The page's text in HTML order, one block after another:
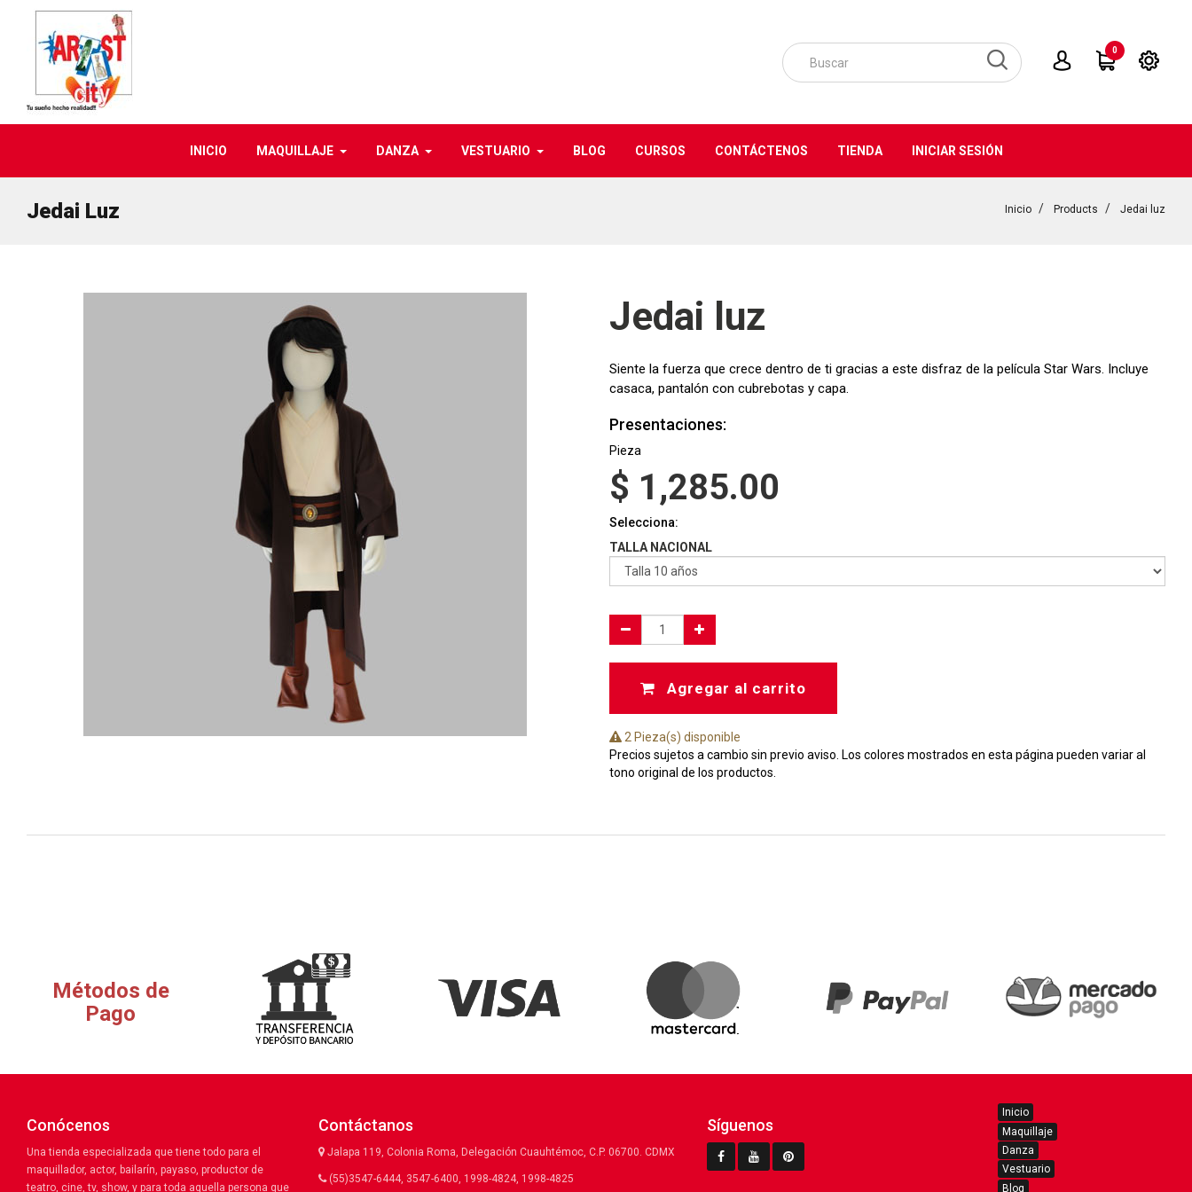
0
INICIO MAQUILLAJE DANZA VESTUARIO BLOG CURSOS CONTÁCTENOS TIENDA INICIAR SESIÓN
Jedai Luz Inicio Products Jedai luz
Jedai luz
Siente la fuerza que crece dentro de ti gracias a este disfraz de la película Star Wars. Incluye
casaca, pantalón con cubrebotas y capa.
Presentaciones:
Pieza
$ 1,285.00
Selecciona:
TALLA NACIONAL
Agregar al carrito
2 Pieza(s) disponible
Precios sujetos a cambio sin previo aviso. Los colores mostrados en esta página pueden variar al
tono original de los productos.
Métodos de
Pago
Conócenos
Una tienda especializada que tiene todo para el
maquillador, actor, bailarín, payaso, productor de
teatro, cine, tv, show, y para toda aquella persona que
Contáctanos
Jalapa 119, Colonia Roma, Delegación Cuauhtémoc, C.P. 06700. CDMX
(55)3547-6444, 3547-6400, 1998-4824, 1998-4825
Síguenos
Inicio
Maquillaje
Danza
Vestuario
Blog